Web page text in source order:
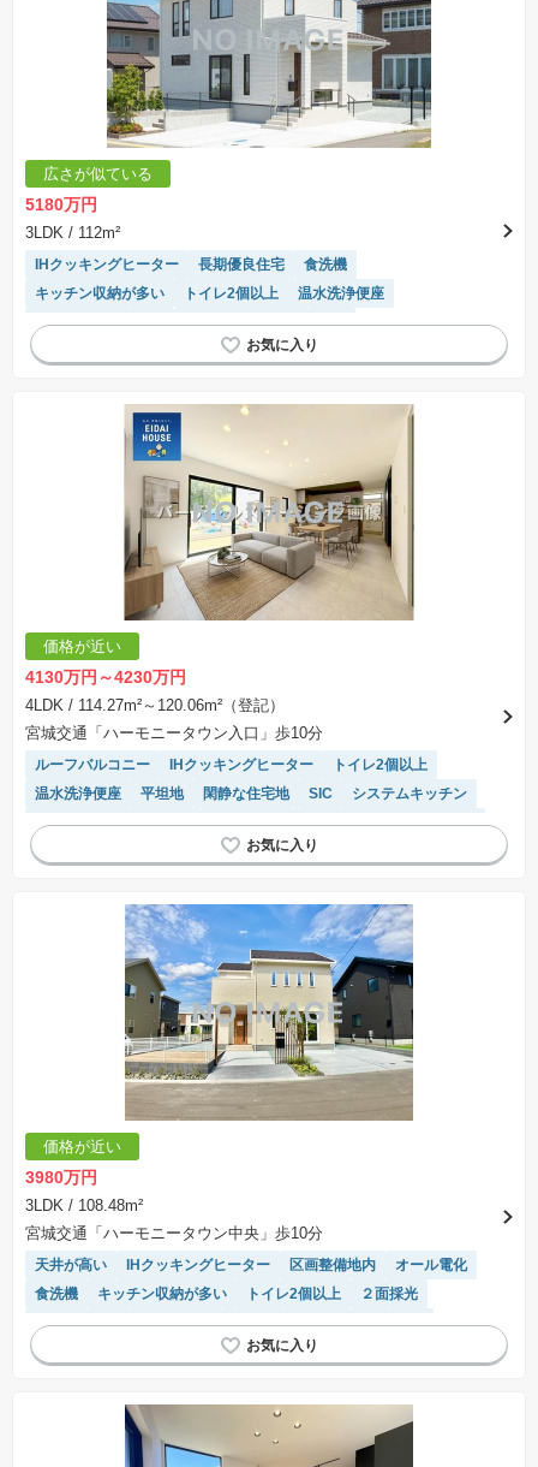
広さが似ている
5180万円
3LDK / 112m²
IHクッキングヒーター 長期優良住宅
食洗機
キッチン収納が多い
トイレ2個以上
温水洗浄便座
対面キッチン
SIC システムキッチン
WIC
モニター付きインターホン
価格が近い
4130万円～4230万円
4LDK / 114.27m²～120.06m²（登記）
宮城交通「ハーモニータウン入口」歩10分
ルーフバルコニー IHクッキングヒーター
トイレ2個以上
温水洗浄便座
平坦地 閑静な住宅地 SIC
システムキッチン
接面道路の幅が６m以上
浴室乾燥機 モニター付きインターホン
価格が近い
3980万円
3LDK / 108.48m²
宮城交通「ハーモニータウン中央」歩10分
天井が高い IHクッキングヒーター 区画整備地内
オール電化
食洗機
キッチン収納が多い トイレ2個以上
２面採光
温水洗浄便座
窓付き浴室 平坦地 閑静な住宅地
SIC
陽当り良好
システムキッチン 接面道路の幅が６m以上